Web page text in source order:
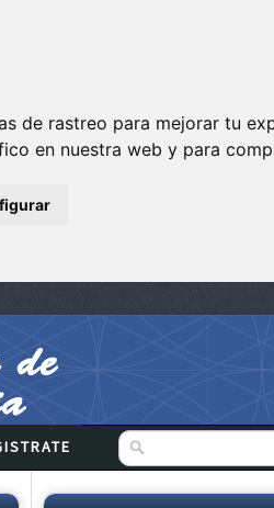
de rastreo para mejorar tu
en nuestra web y para